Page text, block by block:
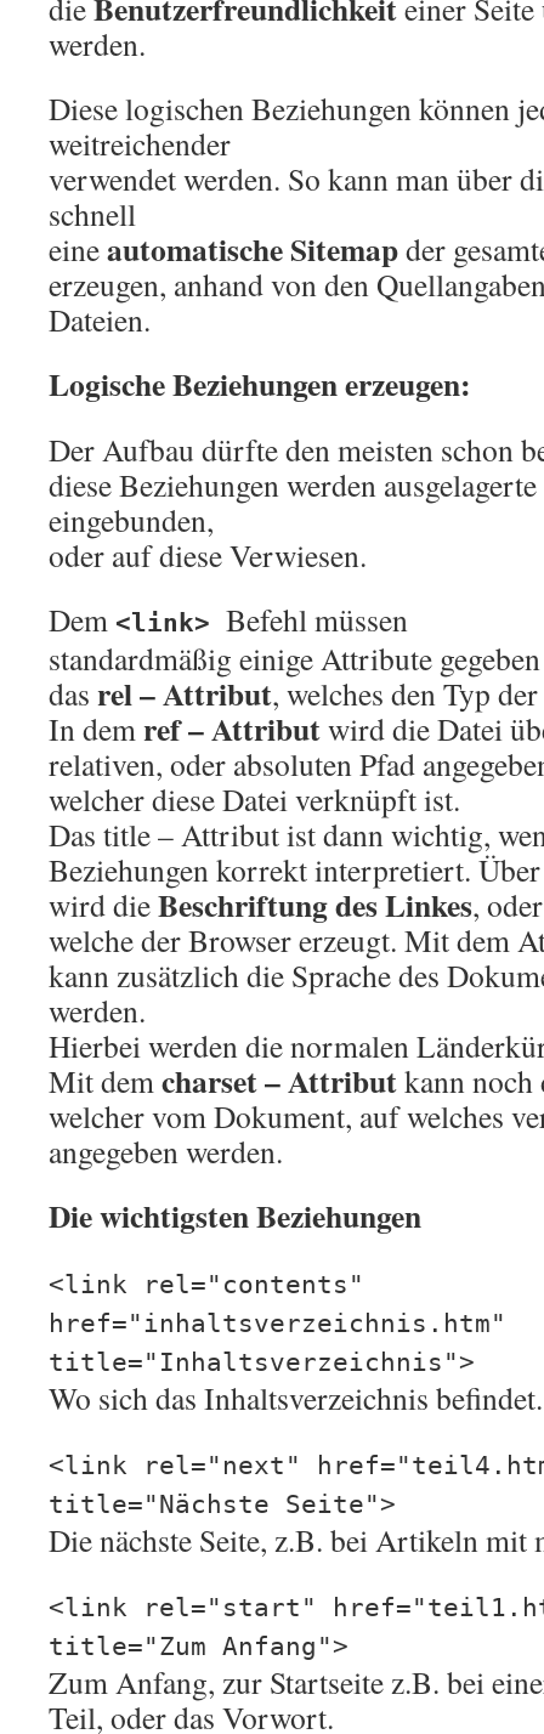
die
einer
werden.
Diese logischen Beziehungen können
weitreichender
verwendet werden. So kann man über
schnell
eineautomatische Sitemapder
erzeugen, anhand von den
Dateien.
Logische Beziehungen erzeugen:
Der Aufbau dürfte den meisten schon
diese Beziehungen werden
eingebunden,
oder auf diese Verwiesen.
Dem <link> Befehl müssen
standardmäßig einige Attribute
das rel – Attribut, welches den Typ
In demref – Attributwird die Datei
relativen, oder absoluten Pfad
welcher diese Datei verknüpft ist.
Das title – Attribut ist dann wichtig,
Beziehungen korrekt interpretiert.
wird dieBeschriftung des Linkes,
welche der Browser erzeugt. Mit dem
kann zusätzlich die Sprache des
werden.
Hierbei werden die normalen
Mit demcharset – Attributkann noch
welcher vom Dokument, auf welches
angegeben werden.
Die wichtigsten Beziehungen
<link rel="contents"
href="inhaltsverzeichnis.htm"
title="Inhaltsverzeichnis">
Wo sich das Inhaltsverzeichnis befindet.
<link rel="next"
title="Nächste Seite">
Die nächste Seite, z.B. bei Artikeln mit
<link rel="start"
title="Zum Anfang">
Zum Anfang, zur Startseite z.B. bei
Teil, oder das Vorwort.